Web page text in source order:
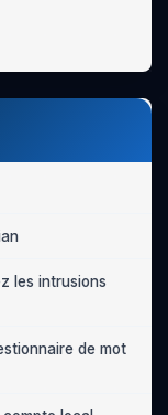
les intrusions
de mot